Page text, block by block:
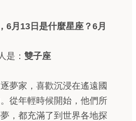
6月13日是什麼星座？6月
是： 雙子座
夢家，喜歡沉浸在遙遠國
從年輕時候開始，他們所
，都充滿了到世界各地探